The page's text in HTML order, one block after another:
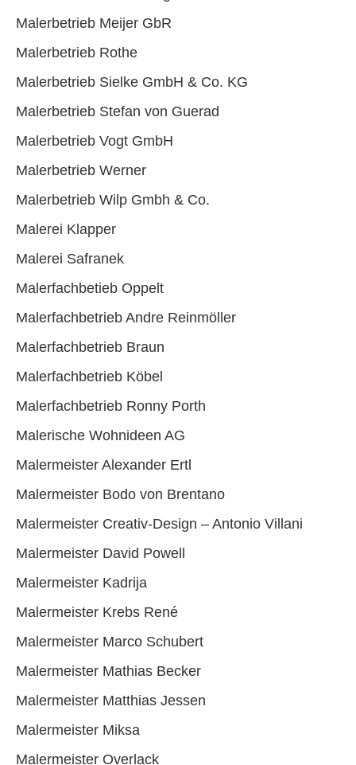
Malerbetrieb Meijer GbR
Malerbetrieb Rothe
Malerbetrieb Sielke GmbH & Co. KG
Malerbetrieb Stefan von Guerad
Malerbetrieb Vogt GmbH
Malerbetrieb Werner
Malerbetrieb Wilp Gmbh & Co.
Malerei Klapper
Malerei Safranek
Malerfachbetieb Oppelt
Malerfachbetrieb Andre Reinmöller
Malerfachbetrieb Braun
Malerfachbetrieb Köbel
Malerfachbetrieb Ronny Porth
Malerische Wohnideen AG
Malermeister Alexander Ertl
Malermeister Bodo von Brentano
Malermeister Creativ-Design – Antonio Villani
Malermeister David Powell
Malermeister Kadrija
Malermeister Krebs René
Malermeister Marco Schubert
Malermeister Mathias Becker
Malermeister Matthias Jessen
Malermeister Miksa
Malermeister Overlack